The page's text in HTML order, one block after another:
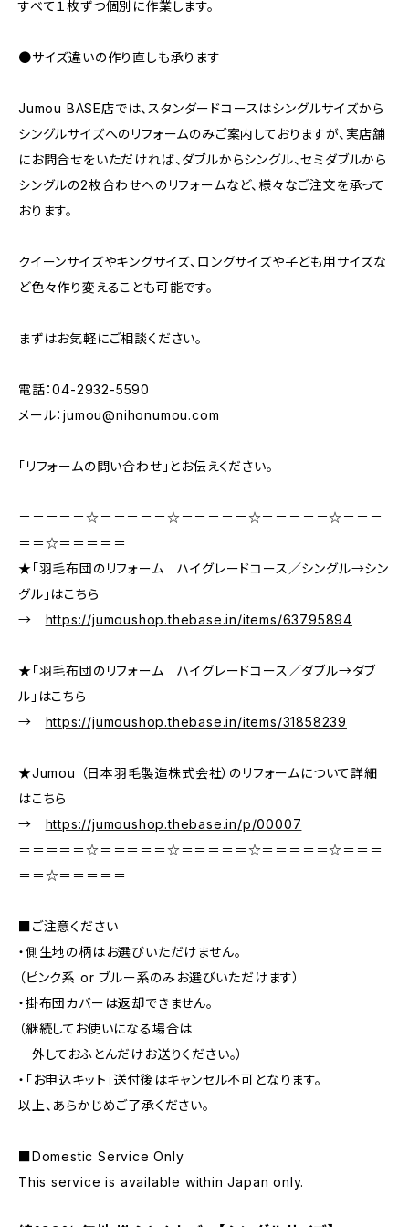
すべて１枚ずつ個別に作業します。
●サイズ違いの作り直しも承ります
Jumou BASE店では、スタンダードコースはシングルサイズから
シングルサイズへのリフォームのみご案内しておりますが、実店舗
にお問合せをいただければ、ダブルからシングル、セミダブルから
シングルの2枚合わせへのリフォームなど、様々なご注文を承って
おります。
クイーンサイズやキングサイズ、ロングサイズや子ども用サイズな
ど色々作り変えることも可能です。
まずはお気軽にご相談ください。
電話：04-2932-5590
メール：jumou@nihonumou.com
「リフォームの問い合わせ」とお伝えください。
＝＝＝＝＝☆＝＝＝＝＝☆＝＝＝＝＝☆＝＝＝＝＝☆＝＝＝
＝＝☆＝＝＝＝＝
★「羽毛布団のリフォーム ハイグレードコース／シングル→シン
グル」はこちら
→ https://jumoushop.thebase.in/items/63795894
★「羽毛布団のリフォーム ハイグレードコース／ダブル→ダブ
ル」はこちら
→ https://jumoushop.thebase.in/items/31858239
★Jumou （日本羽毛製造株式会社）のリフォームについて詳細
はこちら
→ https://jumoushop.thebase.in/p/00007
＝＝＝＝＝☆＝＝＝＝＝☆＝＝＝＝＝☆＝＝＝＝＝☆＝＝＝
＝＝☆＝＝＝＝＝
■ご注意ください
・側生地の柄はお選びいただけません。
（ピンク系 or ブルー系のみお選びいただけます）
・掛布団カバーは返却できません。
（継続してお使いになる場合は
外しておふとんだけお送りください。）
・「お申込キット」送付後はキャンセル不可となります。
以上、あらかじめご了承ください。
■Domestic Service Only
This service is available within Japan only.